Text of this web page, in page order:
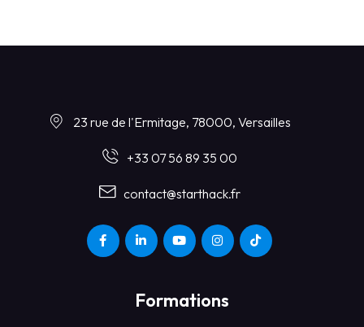
23 rue de l'Ermitage, 78000, Versailles
+33 07 56 89 35 00
contact@starthack.fr
Formations